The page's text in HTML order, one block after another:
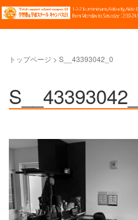
トップページ > S__43393042_0